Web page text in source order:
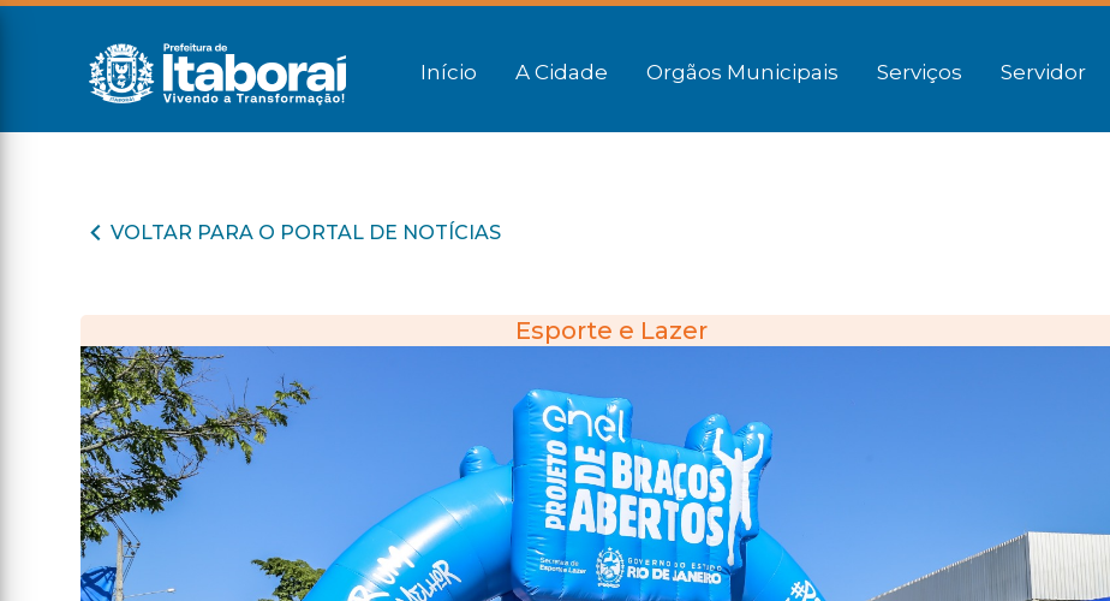
Início A Cidade Orgãos Municipais Serviços Servidor
VOLTAR PARA O PORTAL DE NOTÍCIAS
Esporte e Lazer